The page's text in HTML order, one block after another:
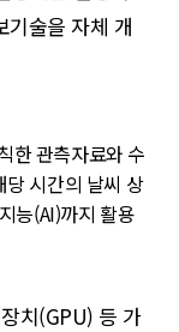
기술을 자체 개
한 관측자료와 수
시간의 날씨 상
능(AI)까지 활용
치(GPU) 등 가